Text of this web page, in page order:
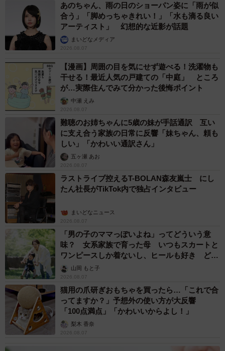
あのちゃん、雨の日のショーパン姿に「雨が似
合う」「脚めっちゃきれい！」「水も滴る良い
アーティスト」 幻想的な近影が話題
まいどなメディア
2026.08.07
【漫画】周囲の目を気にせず遊べる！洗濯物も
干せる！最近人気の戸建ての「中庭」 ところ
が…実際住んでみて分かった後悔ポイント
中瀬 えみ
2026.08.07
難聴のお姉ちゃんに5歳の妹が手話通訳 互い
に支え合う家族の日常に反響「妹ちゃん、頼も
しい」「かわいい通訳さん」
五ヶ瀬 あお
2026.08.07
ラストライブ控えるT-BOLAN森友嵐士 にし
たん社長がTikTok内で独占インタビュー
まいどなニュース
2026.08.07
「男の子のママっぽいよね」ってどういう意
味？ 女系家族で育った母 いつもスカートと
ワンピースしか着ないし、ヒールも好き どの
へんが…
山岡 もと子
2026.08.07
猫用の爪研ぎおもちゃを買ったら…「これで合
ってますか？」予想外の使い方が大反響
「100点満点」「かわいいからよし！」
梨木 香奈
2026.08.07